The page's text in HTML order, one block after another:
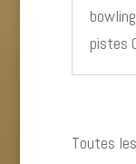
pistes
Toutes